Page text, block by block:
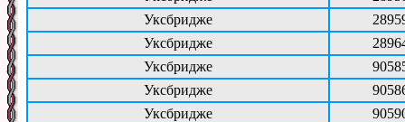
Уксбридже
Уксбридже
Уксбридже
Уксбридже
Уксбридже